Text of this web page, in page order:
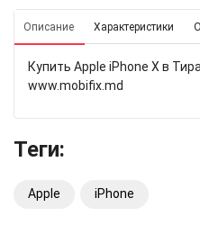
Описание Характеристики
Купить Apple iPhone X в
www.mobifix.md
Теги:
Apple iPhone